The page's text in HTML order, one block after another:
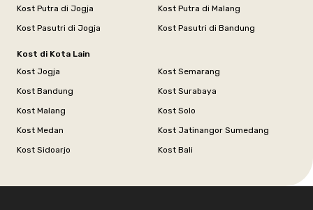
Kost Putra di Jogja
Kost Putra di Malang
Kost Pasutri di Jogja
Kost Pasutri di Bandung
Kost di Kota Lain
Kost Jogja
Kost Semarang
Kost Bandung
Kost Surabaya
Kost Malang
Kost Solo
Kost Medan
Kost Jatinangor Sumedang
Kost Sidoarjo
Kost Bali